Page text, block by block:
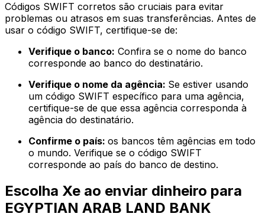
Códigos SWIFT corretos são cruciais para evitar
problemas ou atrasos em suas transferências. Antes de
usar o código SWIFT, certifique-se de:
Verifique o banco: Confira se o nome do banco
corresponde ao banco do destinatário.
Verifique o nome da agência: Se estiver usando
um código SWIFT específico para uma agência,
certifique-se de que essa agência corresponda à
agência do destinatário.
Confirme o país: os bancos têm agências em todo
o mundo. Verifique se o código SWIFT
corresponde ao país do banco de destino.
Escolha Xe ao enviar dinheiro para
EGYPTIAN ARAB LAND BANK